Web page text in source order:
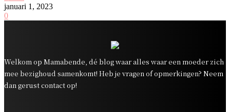
januari 1, 2023
0
Welkom op Mamabende, dé blog waar alles waar een moeder zich
mee bezighoud samenkomt! Heb je vragen of opmerkingen? Neem
dan gerust contact op!